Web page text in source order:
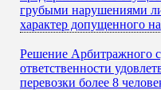
грубыми нарушениями
характер допущенного
Решение Арбитражного
ответственности
перевозки более 8